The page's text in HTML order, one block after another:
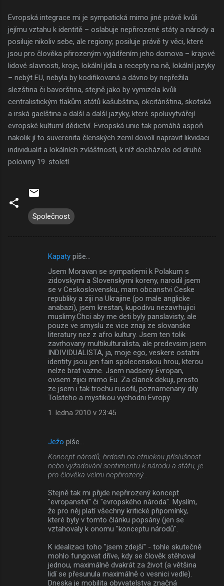
Evropská integrace mi je sympatická mimo jiné právě kvůli
jejímu vztahu k identitě – oslabuje nepřirozené státy a národy a
posiluje nikoliv sebe, ale regiony; posiluje právě ty věci, které
jsou pro člověka přirozeným vyjádřením jeho domova – krajové
lidové slavnosti, kroje, lokální jídla a recepty na ně, lokální jazyky
– nebýt EU, nebyla by kodifikovaná a dávno by nepřežila
slezština či bavorština, stejně jako by vymizela kvůli
centralistickým tlakům států kašubština, okcitánština, skotská
a irská gaelština a další a další jazyky, které spoluvytvářejí
evropské kulturní dědictví. Evropská unie tak pomáhá aspoň
nakolik jí to suverenita členských zemí dovolí napravit likvidaci
individualit a lokálních zvláštností, k níž docházelo od druhé
poloviny 19. století.
Společnost
Kapaty píše…
Jsem Moravan se sympatiemi k Polakum s
zidovskymi a Slovenskymi koreny, narodil jsem
se v Ceskoslovensku, mam obcanstvi Ceske
republiky a ziji na Ukrajine (po male anglicke
anabazi), jsem krestan, kupodivu nezavrhujici
muslimy.Chci aby me deti byly panslavisty, ale
pouze ve smyslu ze vice znaji ze slovanske
literatury nez z afro kultury. Jsem ten tolik
zavrhovany multikulturalista, ale predevsim jsem
INDIVIDUALISTA, ja, moje ego, veskere ostatni
identity jsou jen fain spolecenskou hrou, kterou
nelze brat vazne. Jsem nadseny Evropan,
ovsem zijici mimo Eu. Za clanek dekuji, presto
ze jsem i tak trochu rusofil, poznamenany dily
Tolsteho a mystikou vychodni Evropy.
1. ledna 2010 v 23:45
Ježo píše…
Koncept národů, hrdosti na etnickou příslušnost
nebo vyžadování sentimentu k národu a státu, je
pro člověka velmi nepřirozený...
Stejně tak mi přijde nepřirozený koncept
"evropanství" či "evropského národa". Myslím,
že pro něj platí všechny kritické připomínky,
které byly v tomto článku popsány (jen se
vztahovaly k onomu "konceptu národů".
K idealizaci toho "jsem zdejší" - tohle skutečně
mohlo fungovat dříve, kdy se člověk stěhoval
jednou, maximálně dvakrát za život (a většina
lidí se přesunula maximálně o vesnici vedle).
Dneska je mobilita obyvatelstva značná